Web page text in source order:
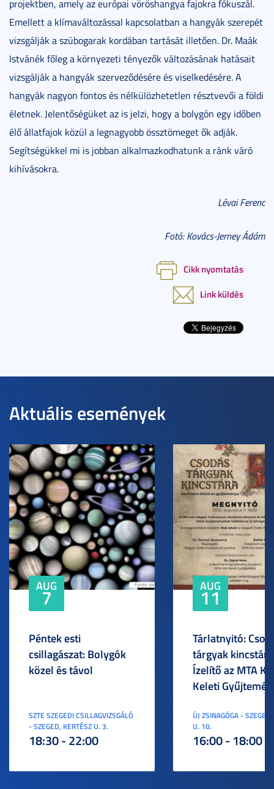
projektben, amely az európai vöröshangya fajokra fókuszál.
Emellett a klímaváltozással kapcsolatban a hangyák szerepét
vizsgálják a szúbogarak kordában tartását illetően. Dr. Maák
Istvánék főleg a környezeti tényezők változásának hatásait
vizsgálják a hangyák szerveződésére és viselkedésére. A
hangyák nagyon fontos és nélkülözhetetlen résztvevői a földi
életnek. Jelentőségüket az is jelzi, hogy a bolygón egy időben
élő állatfajok közül a legnagyobb össztömeget ők adják.
Segítségükkel mi is jobban alkalmazkodhatunk a ránk váró
kihívásokra.
Lévai Ferenc
Fotó: Kovács-Jerney Ádám
Cikk nyomtatás
Link küldés
Aktuális események
AUG
7
Péntek esti
csillagászat: Bolygók
közel és távol
SZTE SZEGEDI CSILLAGVIZSGÁLÓ
- SZEGED, KERTÉSZ U. 3.
18:30 - 22:00
AUG
11
Tárlatnyitó:
tárgyak
Ízelítő az MTA
Keleti
ÚJ ZSINAGÓGA -
U. 10.
16:00 - 18:00